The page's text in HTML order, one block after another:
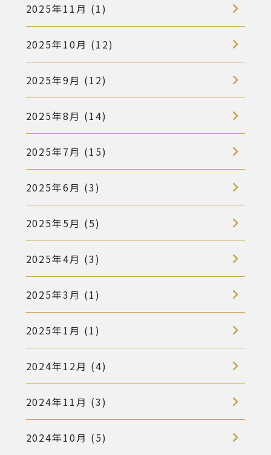
2025年11月 (1)
2025年10月 (12)
2025年9月 (12)
2025年8月 (14)
2025年7月 (15)
2025年6月 (3)
2025年5月 (5)
2025年4月 (3)
2025年3月 (1)
2025年1月 (1)
2024年12月 (4)
2024年11月 (3)
2024年10月 (5)